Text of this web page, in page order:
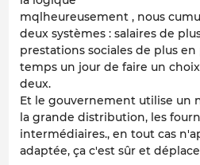
mqlheureusement , nous
deux systèmes : salaires de
prestations sociales de plus en
temps un jour de faire un
deux.
Et le gouvernement utilise un
la grande distribution, les
intermédiaires., en tout cas
adaptée, ça c'est sûr et